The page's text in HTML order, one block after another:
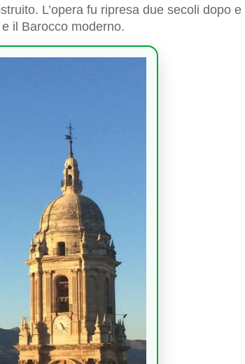
L’opera fu ripresa due secoli dopo e
il Barocco moderno.